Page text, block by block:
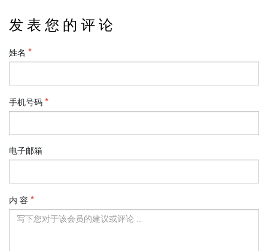
发 表 您 的 评 论
姓名
手机号码
电子邮箱
内 容